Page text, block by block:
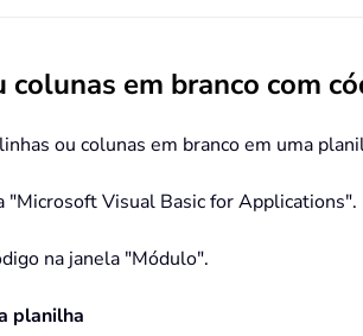
em branco com
ou colunas em branco em uma
"Microsoft Visual Basic for Applications".
na janela "Módulo".
planilha